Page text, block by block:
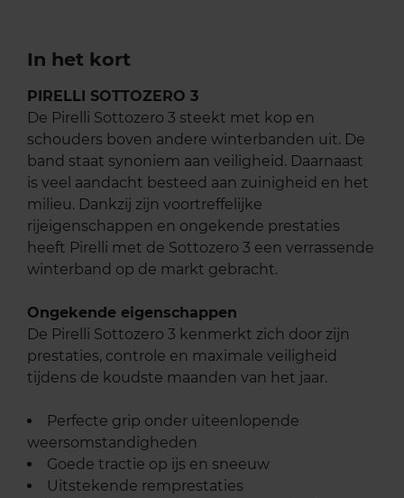
In het kort
PIRELLI SOTTOZERO 3
De Pirelli Sottozero 3 steekt met kop en
schouders boven andere winterbanden uit. De
band staat synoniem aan veiligheid. Daarnaast
is veel aandacht besteed aan zuinigheid en het
milieu. Dankzij zijn voortreffelijke
rijeigenschappen en ongekende prestaties
heeft Pirelli met de Sottozero 3 een verrassende
winterband op de markt gebracht.
Ongekende eigenschappen
De Pirelli Sottozero 3 kenmerkt zich door zijn
prestaties, controle en maximale veiligheid
tijdens de koudste maanden van het jaar.
Perfecte grip onder uiteenlopende
weersomstandigheden
Goede tractie op ijs en sneeuw
Uitstekende remprestaties